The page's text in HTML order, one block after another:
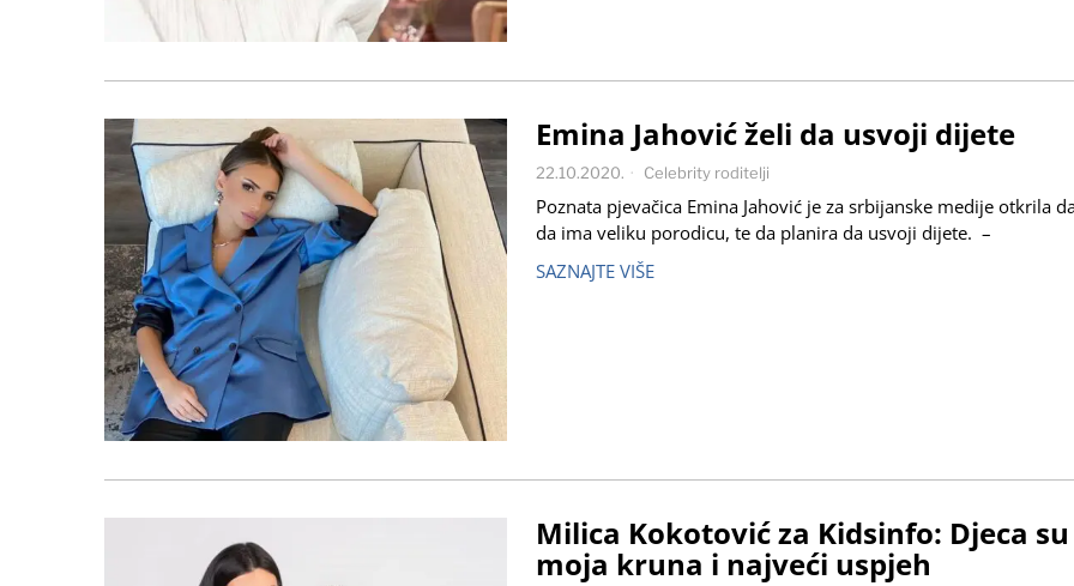
Emina Jahović želi da usvoji dijete
22.10.2020. Celebrity roditelji
Poznata pjevačica Emina Jahović je za srbijanske medije otkrila
da ima veliku porodicu, te da planira da usvoji dijete. –
SAZNAJTE VIŠE
Milica Kokotović za Kidsinfo: Djeca su
moja kruna i najveći uspjeh